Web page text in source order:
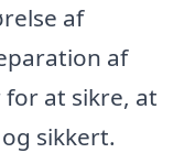
af
af
at sikre, at
sikkert.